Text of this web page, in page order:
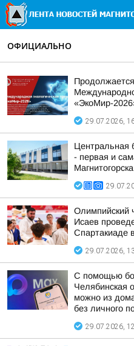
ОФИЦИАЛЬНО
«ЭкоМир-
29.07.2026,
Центральная
- первая и
Магнитогорска
Олимпийский
Исаев
Спартакиаде
29.07.2026,
С помощью
Челябинская
можно из
без личного
29.07.2026,